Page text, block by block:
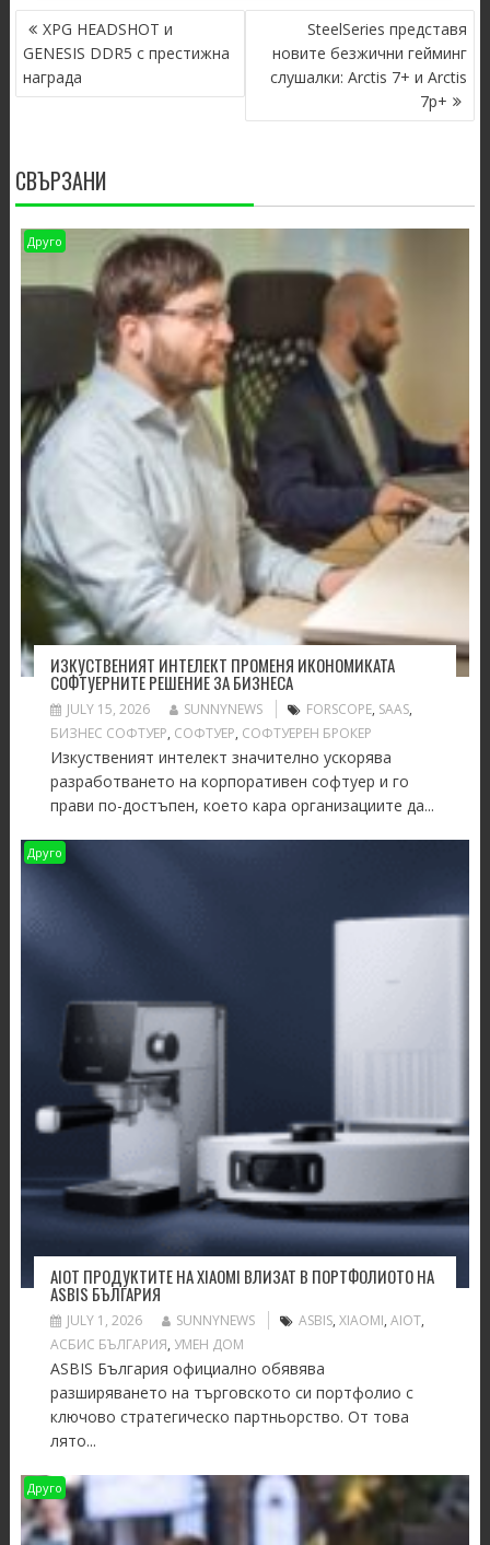
POST
NAVIGATION
XPG HEADSHOT и
GENESIS DDR5 с престижна
награда
SteelSeries представя
новите безжични гейминг
слушалки: Arctis 7+ и Arctis
7p+
СВЪРЗАНИ
Друго
ИЗКУСТВЕНИЯТ ИНТЕЛЕКТ ПРОМЕНЯ ИКОНОМИКАТА
СОФТУЕРНИТЕ РЕШЕНИЕ ЗА БИЗНЕСА
JULY 15, 2026 SUNNYNEWS FORSCOPE, SAAS,
БИЗНЕС СОФТУЕР, СОФТУЕР, СОФТУЕРЕН БРОКЕР
Изкуственият интелект значително ускорява
разработването на корпоративен софтуер и го
прави по-достъпен, което кара организациите да...
Друго
AIOT ПРОДУКТИТЕ НА XIAOMI ВЛИЗАТ В ПОРТФОЛИОТО НА
ASBIS БЪЛГАРИЯ
JULY 1, 2026 SUNNYNEWS ASBIS, XIAOMI, АIOT,
АСБИС БЪЛГАРИЯ, УМЕН ДОМ
ASBIS България официално обявява
разширяването на търговското си портфолио с
ключово стратегическо партньорство. От това
лято...
Друго